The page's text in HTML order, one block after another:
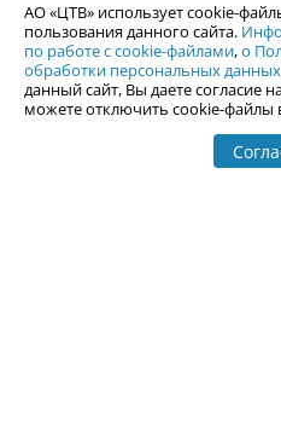
По вопросам размещения
afisha@uralweb.ru
Пользовательское соглашение на
Политика АО «ЦТВ» в отношении
АО «ЦТВ» использует cookie-
пользования данного сайта.
по работе с cookie-файлами,о
обработки персональных данных
данный сайт, Вы даете согласие
можете отключить cookie-файлы